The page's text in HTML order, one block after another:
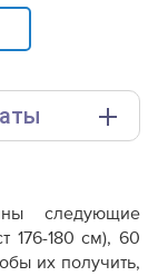
A4 или
в зависимости
—-
следующие
176-180 см), 60
их получить,